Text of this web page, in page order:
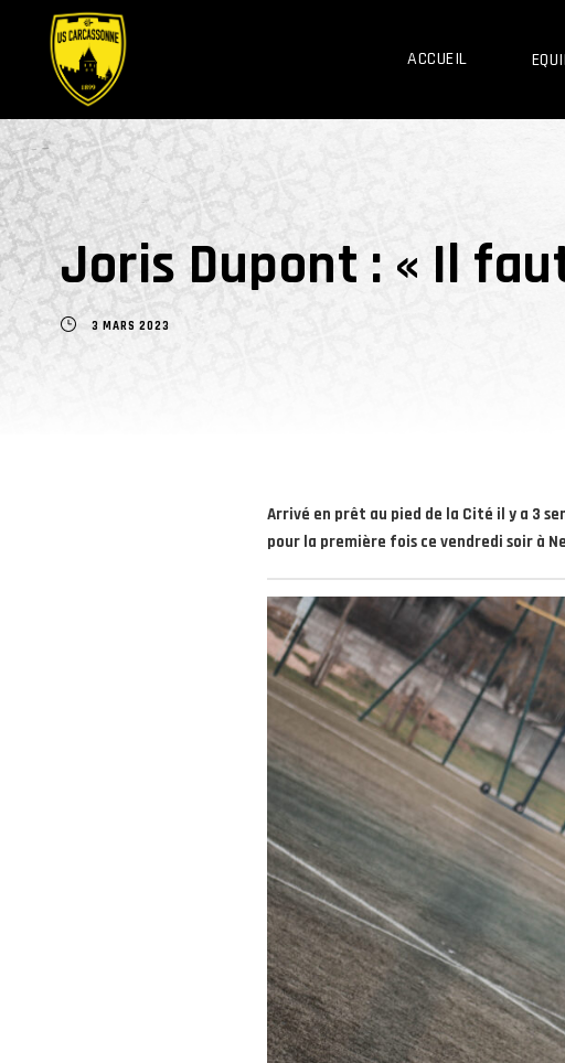
ACCUEIL
Joris Dupont : « Il
3 MARS 2023
Arrivé en prêt au pied de la Cité il y a 3
pour la première fois ce vendredi soir à